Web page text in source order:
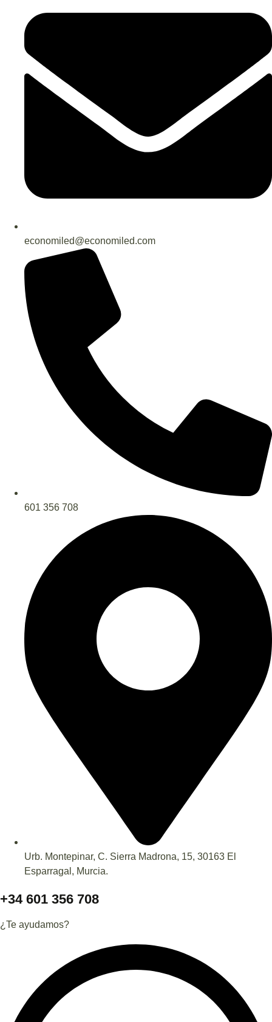
economiled@economiled.com
601 356 708
Urb. Montepinar, C. Sierra Madrona, 15, 30163 El
Esparragal, Murcia.
+34 601 356 708
¿Te ayudamos?